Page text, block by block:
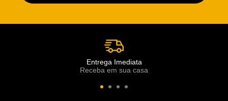
Entrega Imediata
Receba em sua casa